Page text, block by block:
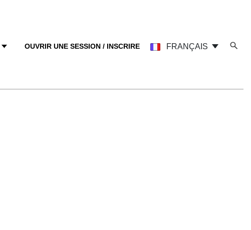
OUVRIR UNE SESSION / INSCRIRE FRANÇAIS